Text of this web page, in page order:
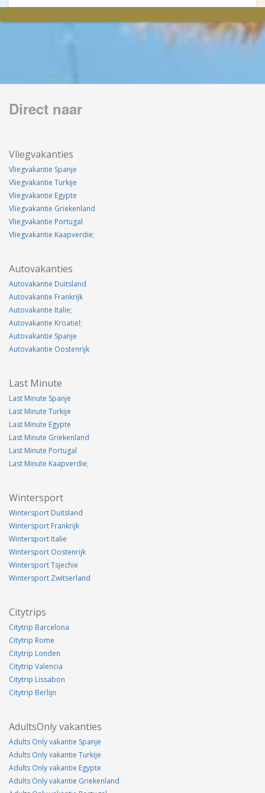
Direct naar
Vliegvakanties
Vliegvakantie Spanje
Vliegvakantie Turkije
Vliegvakantie Egypte
Vliegvakantie Griekenland
Vliegvakantie Portugal
Vliegvakantie Kaapverdie;
Autovakanties
Autovakantie Duitsland
Autovakantie Frankrijk
Autovakantie Italie;
Autovakantie Kroatiel;
Autovakantie Spanje
Autovakantie Oostenrijk
Last Minute
Last Minute Spanje
Last Minute Turkije
Last Minute Egypte
Last Minute Griekenland
Last Minute Portugal
Last Minute Kaapverdie;
Wintersport
Wintersport Duitsland
Wintersport Frankrijk
Wintersport Italie
Wintersport Oostenrijk
Wintersport Tsjechie
Wintersport Zwitserland
Citytrips
Citytrip Barcelona
Citytrip Rome
Citytrip Londen
Citytrip Valencia
Citytrip Lissabon
Citytrip Berlijn
AdultsOnly vakanties
Adults Only vakantie Spanje
Adults Only vakantie Turkije
Adults Only vakantie Egypte
Adults Only vakantie Griekenland